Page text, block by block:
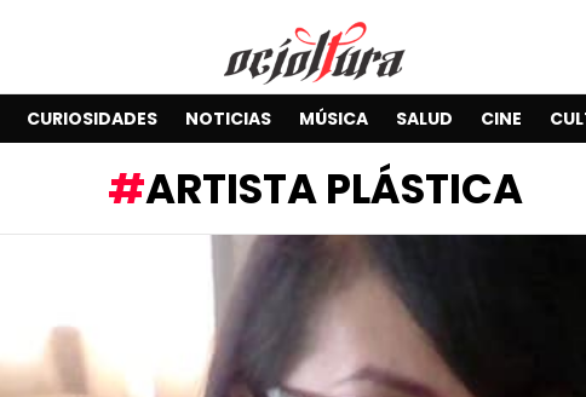
CURIOSIDADES NOTICIAS MÚSICA SALUD CINE
ARTISTA PLÁSTICA